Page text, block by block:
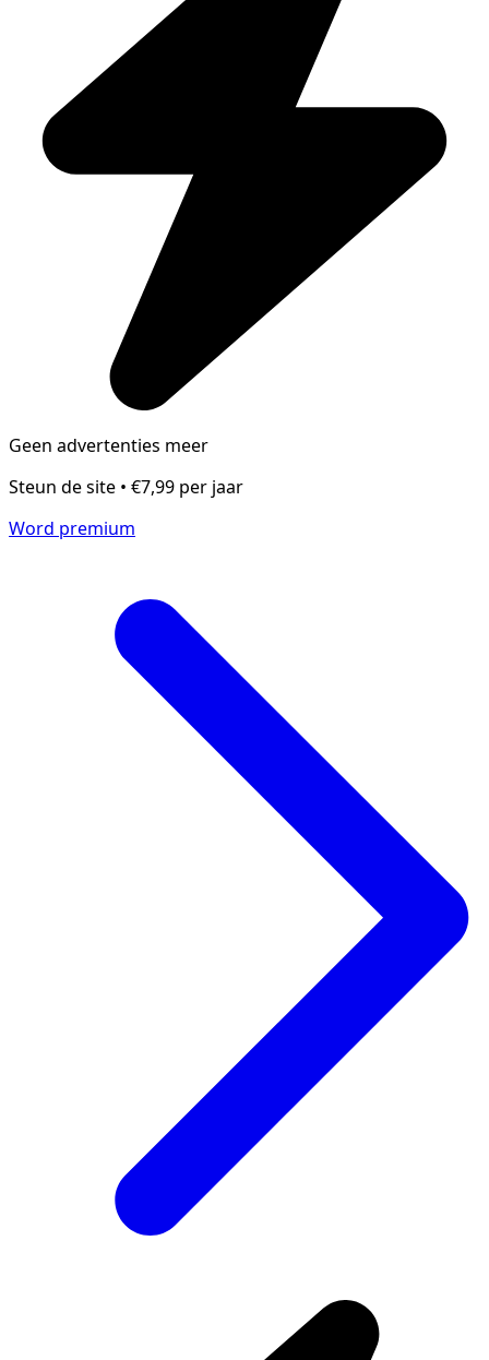
Geen advertenties meer
Steun de site • €7,99 per jaar
Word premium